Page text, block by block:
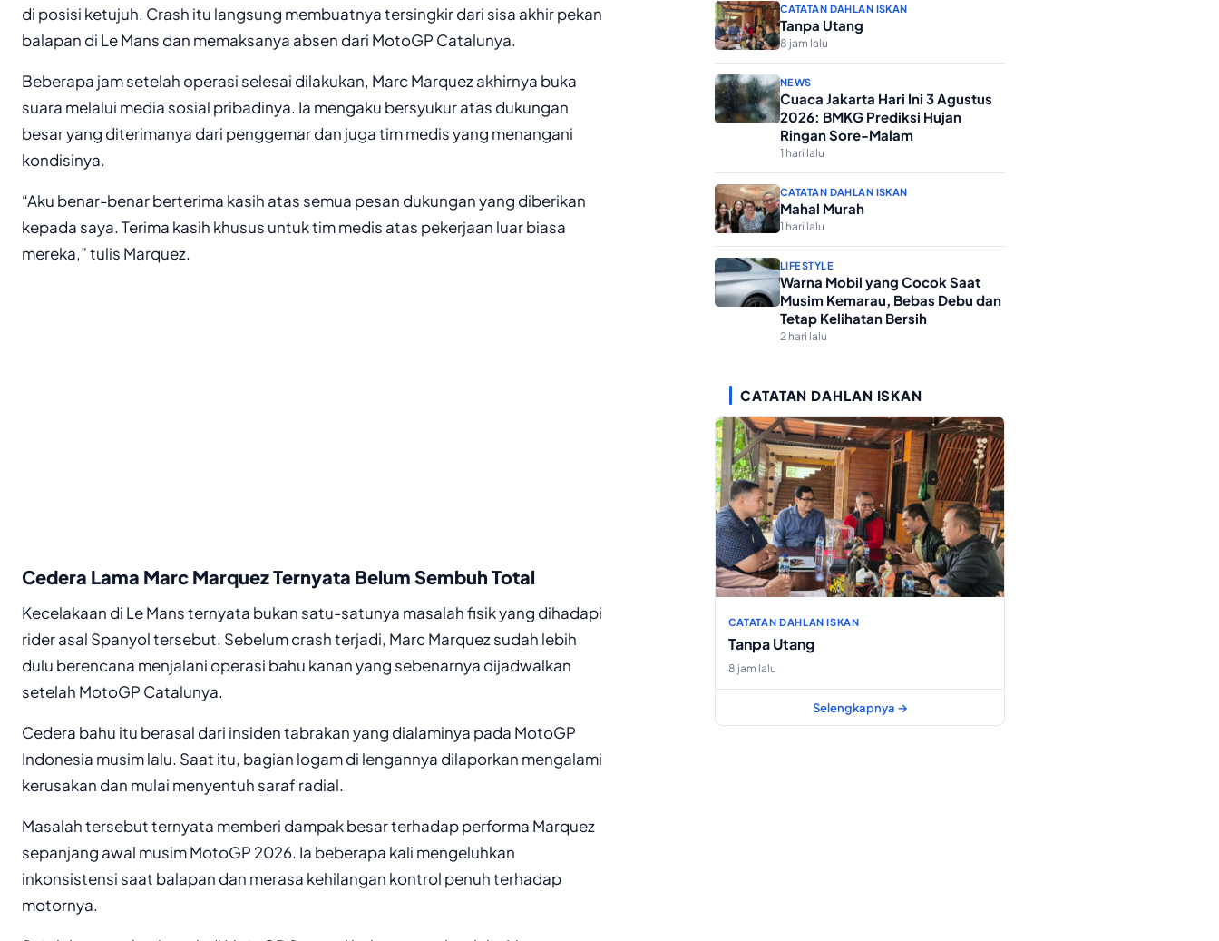
di posisi ketujuh. Crash itu langsung membuatnya tersingkir dari sisa akhir pekan
balapan di Le Mans dan memaksanya absen dari MotoGP Catalunya.
Beberapa jam setelah operasi selesai dilakukan, Marc Marquez akhirnya buka
suara melalui media sosial pribadinya. Ia mengaku bersyukur atas dukungan
besar yang diterimanya dari penggemar dan juga tim medis yang menangani
kondisinya.
“Aku benar-benar berterima kasih atas semua pesan dukungan yang diberikan
kepada saya. Terima kasih khusus untuk tim medis atas pekerjaan luar biasa
mereka,” tulis Marquez.
Cedera Lama Marc Marquez Ternyata Belum Sembuh Total
Kecelakaan di Le Mans ternyata bukan satu-satunya masalah fisik yang dihadapi
rider asal Spanyol tersebut. Sebelum crash terjadi, Marc Marquez sudah lebih
dulu berencana menjalani operasi bahu kanan yang sebenarnya dijadwalkan
setelah MotoGP Catalunya.
Cedera bahu itu berasal dari insiden tabrakan yang dialaminya pada MotoGP
Indonesia musim lalu. Saat itu, bagian logam di lengannya dilaporkan mengalami
kerusakan dan mulai menyentuh saraf radial.
Masalah tersebut ternyata memberi dampak besar terhadap performa Marquez
sepanjang awal musim MotoGP 2026. Ia beberapa kali mengeluhkan
inkonsistensi saat balapan dan merasa kehilangan kontrol penuh terhadap
motornya.
CATATAN DAHLAN ISKAN
Tanpa Utang
8 jam lalu
NEWS
Cuaca Jakarta Hari Ini 3 Agustus
2026: BMKG Prediksi Hujan
Ringan Sore-Malam
1 hari lalu
CATATAN DAHLAN ISKAN
Mahal Murah
1 hari lalu
LIFESTYLE
Warna Mobil yang Cocok Saat
Musim Kemarau, Bebas Debu dan
Tetap Kelihatan Bersih
2 hari lalu
CATATAN DAHLAN ISKAN
CATATAN DAHLAN ISKAN
Tanpa Utang
8 jam lalu
Selengkapnya →